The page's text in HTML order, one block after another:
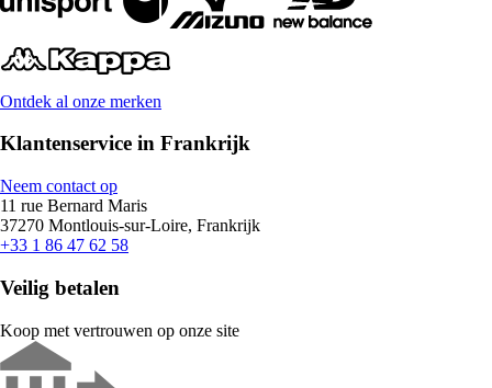
Ontdek al onze merken
Klantenservice in Frankrijk
Neem contact op
11 rue Bernard Maris
37270 Montlouis-sur-Loire, Frankrijk
+33 1 86 47 62 58
Veilig betalen
Koop met vertrouwen op onze site